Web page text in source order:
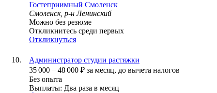
Гостеприимный Смоленск
Смоленск, р-н Ленинский
Можно без резюме
Откликнитесь среди первых
Откликнуться
Администратор студии растяжки
35 000 – 48 000 ₽ за месяц, до вычета налогов
Без опыта
Выплаты: Два раза в месяц